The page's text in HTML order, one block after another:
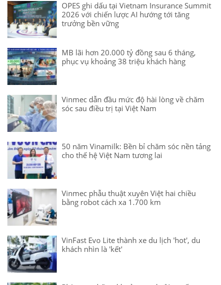
OPES ghi dấu tại Vietnam Insurance Summit
2026 với chiến lược AI hướng tới tăng
trưởng bền vững
MB lãi hơn 20.000 tỷ đồng sau 6 tháng,
phục vụ khoảng 38 triệu khách hàng
Vinmec dẫn đầu mức độ hài lòng về chăm
sóc sau điều trị tại Việt Nam
50 năm Vinamilk: Bền bỉ chăm sóc nền tảng
cho thế hệ Việt Nam tương lai
Vinmec phẫu thuật xuyên Việt hai chiều
bằng robot cách xa 1.700 km
VinFast Evo Lite thành xe du lịch 'hot', du
khách nhìn là 'kết'